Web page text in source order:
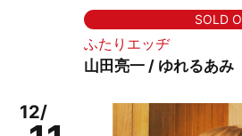
SOLD
ふたりエッヂ
山田亮一 / ゆれるあみ
12/